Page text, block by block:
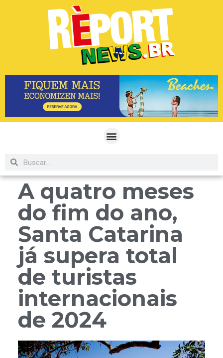
A quatro meses
do fim do ano,
Santa Catarina
já supera total
de turistas
internacionais
de 2024